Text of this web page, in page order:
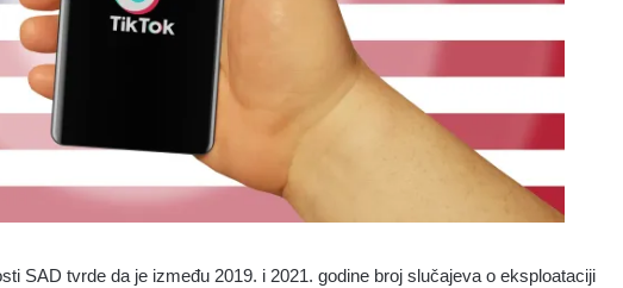
SAD tvrde da je između 2019. i 2021. godine broj slučajeva o eksploataciji